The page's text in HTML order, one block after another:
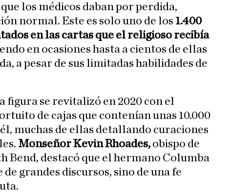
los médicos daban por perdida,
normal. Este es solo uno de los 1.400
en las cartas que el religioso recibía
en ocasiones hasta a cientos de ellas
a pesar de sus limitadas habilidades de
figura se revitalizó en 2020 con el
de cajas que contenían unas 10.000
muchas de ellas detallando curaciones
Monseñor Kevin Rhoades, obispo de
Bend, destacó que el hermano Columba
grandes discursos, sino de una fe